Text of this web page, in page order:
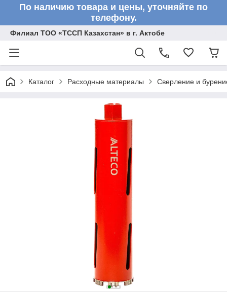
По наличию товара и цены, уточняйте по
телефону.
Филиал ТОО «ТССП Казахстан» в г. Актобе
Каталог Расходные материалы Сверление и